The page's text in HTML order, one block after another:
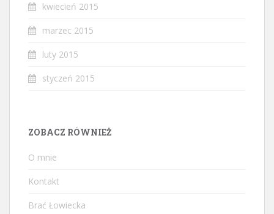
kwiecień 2015
marzec 2015
luty 2015
styczeń 2015
ZOBACZ RÓWNIEŻ
O mnie
Kontakt
Brać Łowiecka